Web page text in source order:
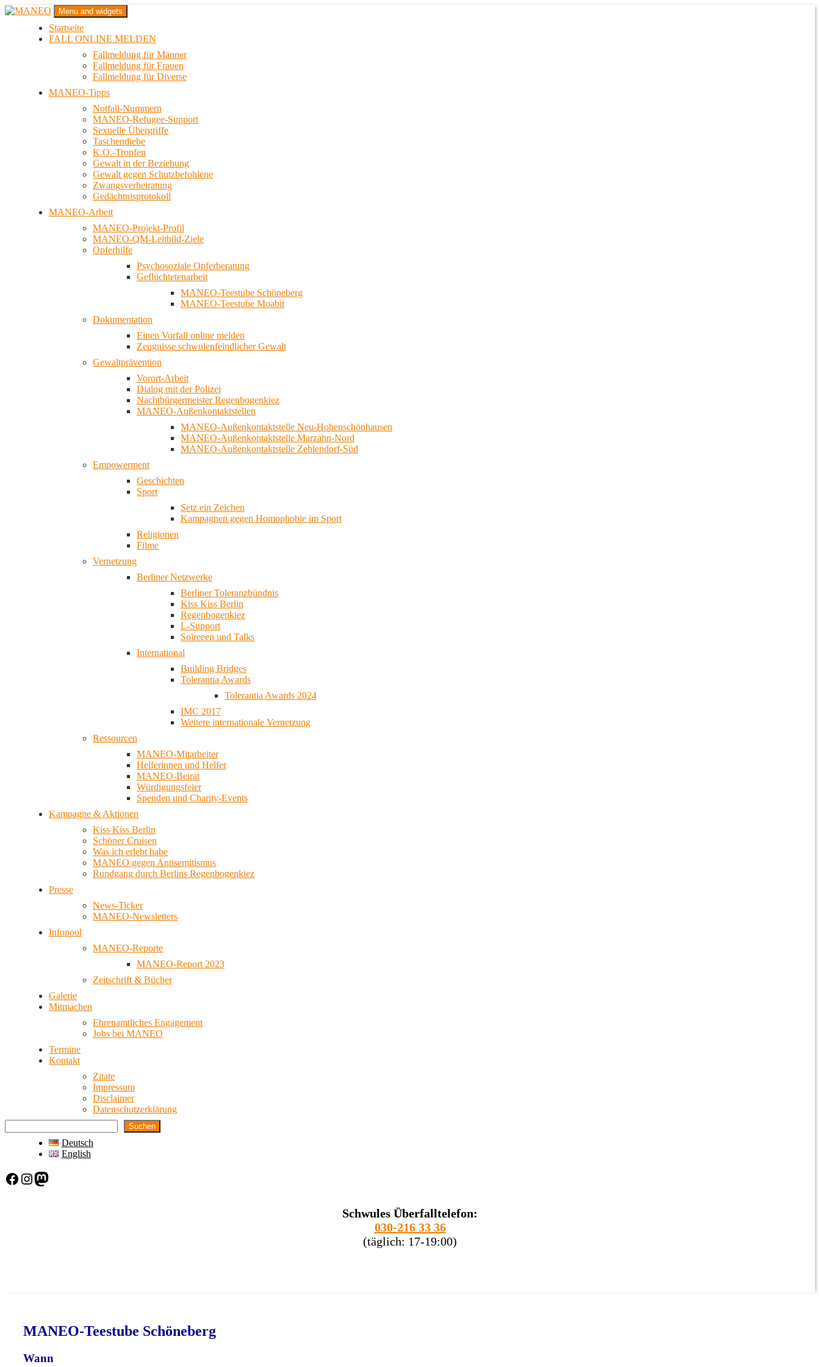
Zum
MANEO
Das schwule Anti-Gewalt-Projekt in Berlin
Menu and widgets
Startseite
FALL ONLINE MELDEN
Fallmeldung für Männer
Fallmeldung für Frauen
Fallmeldung für Diverse
MANEO-Tipps
Notfall-Nummern
MANEO-Refugee-Support
Sexuelle Übergriffe
Taschendiebe
K.O.-Tropfen
Gewalt in der Beziehung
Gewalt gegen Schutzbefohlene
Zwangsverheiratung
Gedächtnisprotokoll
MANEO-Arbeit
MANEO-Projekt-Profil
MANEO-QM-Leitbild-Ziele
Opferhilfe
Psychosoziale Opferberatung
Geflüchtetenarbeit
MANEO-Teestube Schöneberg
MANEO-Teestube Moabit
Dokumentation
Einen Vorfall online melden
Zeugnisse schwulenfeindlicher Gewalt
Gewaltprävention
Vorort-Arbeit
Dialog mit der Polizei
Nachtbürgermeister Regenbogenkiez
MANEO-Außenkontaktstellen
MANEO-Außenkontaktstelle Neu-Hohenschönhausen
MANEO-Außenkontaktstelle Marzahn-Nord
MANEO-Außenkontaktstelle Zehlendorf-Süd
Empowerment
Geschichten
Sport
Setz ein Zeichen
Kampagnen gegen Homophobie im Sport
Religionen
Filme
Vernetzung
Berliner Netzwerke
Berliner Toleranzbündnis
Kiss Kiss Berlin
Regenbogenkiez
L-Support
Soireeen und Talks
International
Building Bridges
Tolerantia Awards
Tolerantia Awards 2024
IMC 2017
Weitere internationale Vernetzung
Ressourcen
MANEO-Mitarbeiter
Helferinnen und Helfer
MANEO-Beirat
Würdigungsfeier
Spenden und Charity-Events
Kampagne & Aktionen
Kiss Kiss Berlin
Schöner Cruisen
Was ich erlebt habe
MANEO gegen Antisemitismus
Rundgang durch Berlins Regenbogenkiez
Presse
News-Ticker
MANEO-Newsletters
Infopool
MANEO-Reporte
MANEO-Report 2023
Zeitschrift & Bücher
Galerie
Mitmachen
Ehrenamtliches Engagement
Jobs bei MANEO
Termine
Kontakt
Zitate
Impressum
Disclaimer
Datenschutzerklärung
Suchen
Deutsch
English
Facebook Instagram Mastodon
Schwules Überfalltelefon:
030-216 33 36
(täglich: 17-19:00)
MANEO-Teestube Schöneberg
Wann